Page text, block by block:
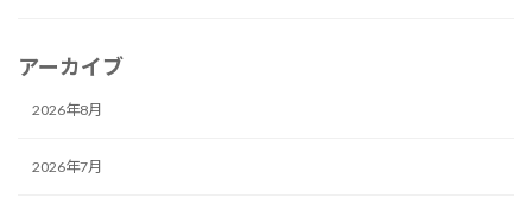
アーカイブ
2026年8月
2026年7月